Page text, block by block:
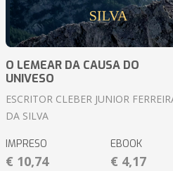
O LEMEAR DA CAUSA DO
UNIVESO
ESCRITOR CLEBER JUNIOR
DA SILVA
IMPRESO
€ 10,74
EBOOK
€ 4,17